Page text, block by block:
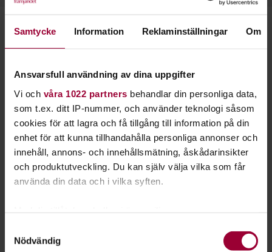
Samtycke Information Reklaminställningar Om
Ansvarsfull användning av dina uppgifter
Vi och våra 1022 partners behandlar din personliga data,
som t.ex. ditt IP-nummer, och använder teknologi såsom
cookies för att lagra och få tillgång till information på din
enhet för att kunna tillhandahålla personliga annonser och
innehåll, annons- och innehållsmätning, åskådarinsikter
och produktutveckling. Du kan själv välja vilka som får
använda din data och i vilka syften.
som kan ha en noggrannhet på upp till flera meter
Nödvändig
Starta en studiecirkel!
studiecirkel hos Studiefrämjandet.
Läs mer om att starta studiecirkel
Nästa steg
Se våra kurser, evenemang och studiecirklar inom